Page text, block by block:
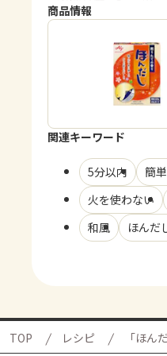
商品情報
「ほん
商
関連キーワード
5分以内 簡
火を使わない
和風
ほんだ
TOP レシピ 「ほん